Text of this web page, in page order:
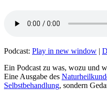
Podcast: Play in new window |
Ein Podcast zu was, wozu und
Eine Ausgabe des
Selbstbehandlung, sondern